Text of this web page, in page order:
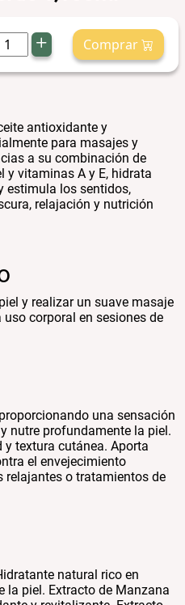
Comprar
antioxidante y
para masajes y
a su combinación de
y vitaminas A y E, hidrata
estimula los sentidos,
relajación y nutrición
y realizar un suave masaje
corporal en sesiones de
una sensación
nutre profundamente la piel.
textura cutánea. Aporta
el envejecimiento
relajantes o tratamientos de
natural rico en
la piel. Extracto de Manzana